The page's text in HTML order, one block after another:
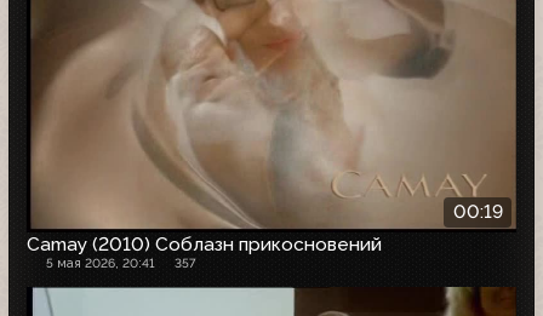
00:19
Camay (2010) Соблазн прикосновений
5 мая 2026, 20:41 357